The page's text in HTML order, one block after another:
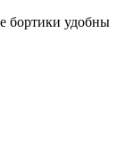
бортики удобны